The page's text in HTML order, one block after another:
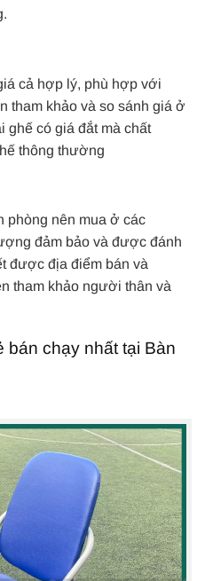
cả hợp lý, phù hợp với
tham khảo và so sánh giá ở
ghế có giá đắt mà chất
thông thường
phòng nên mua ở các
đảm bảo và được đánh
được địa điểm bán và
tham khảo người thân và
bán chạy nhất tại Bàn